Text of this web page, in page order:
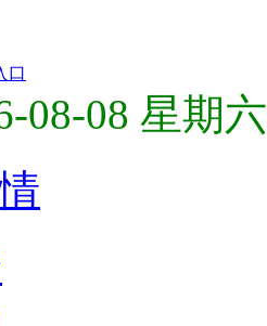
口
08-08 星期六